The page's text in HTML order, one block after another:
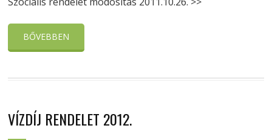
BŐVEBBEN
VÍZDÍJ RENDELET 2012.